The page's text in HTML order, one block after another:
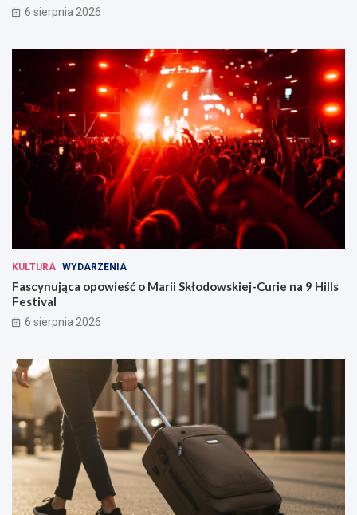
6 sierpnia 2026
KULTURA WYDARZENIA
Fascynująca opowieść o Marii Skłodowskiej-Curie na 9 Hills
Festival
6 sierpnia 2026